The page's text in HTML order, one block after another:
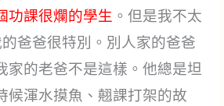
功課很爛的學生 。但是我不太
爸爸很特別。別人家的爸爸
家的老爸不是這樣。他總是坦
候渾水摸魚、翹課打架的故